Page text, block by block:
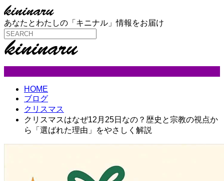
あなたとわたしの「キニナル」情報をお届け
HOME
ブログ
クリスマス
クリスマスはなぜ12月25日なの？歴史と宗教の視点か
ら「選ばれた理由」をやさしく解説